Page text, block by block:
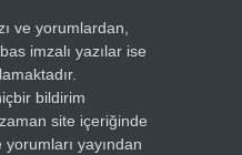
ve yorumlardan,
imzalı yazılar ise
bildirim
site içeriğinde
yayından